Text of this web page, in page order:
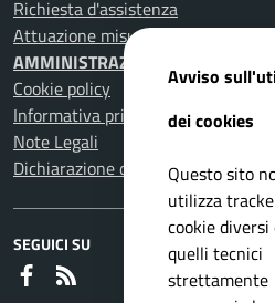
Richiesta d'assistenza
Attuazione misure PNRR
AMMINISTRAZIONE TRASPARENTE
Cookie policy
Informativa privacy
Note Legali
Dichiarazione di accessibilità
SEGUICI SU
Faceboook
Avviso
dei cookies
Questo sito
utilizza
cookie diversi
quelli tecnici
strettamente